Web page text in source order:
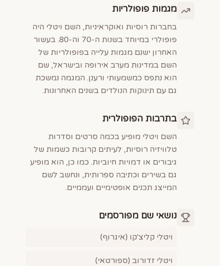
מגמות פופולריות
בחברות רוסיות ואוקראיניות, השם ויטלי היה
פופולרי במיוחד בשנות ה-70 וה-80. בעשור
האחרון ישנם מגמות עלייה בפופולריות של
השם במדינות מערב אירופה ובישראל, שם
הוא נתפס כמשמעותי ורענן. המגמה נמשכת
גם עם תינוקות הנולדים בשנים האחרונות.
בתרבות הפופולרית
השם ויטלי מופיע בכמה סרטים וסדרות
טלוויזיה רוסיות, לעיתים קרובות כשמות של
גיבורים או דמויות חיוביות. כמו כן, הוא מופיע
גם בשירים וכתיבה ספרותית, ונחשב לשם
המייצג תכנים אופטימיים ועממיים.
נושאי שם מפורסמים
ויטלי קליצ'קו (איגרוף)
ויטלי זדורוב (ספורטאי)